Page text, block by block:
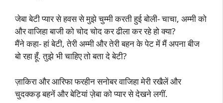
जेबा बेटी प्यार से हवस से मुझे चुम्मी करती हुई बोली- चाचा, अम्मी को
और वाजिहा बाजी को चोद चोद कर ढीला कर रहे हो क्या?
मैंने कहा- हां बेटी, तेरी अम्मी और तेरी बहन के पेट में मैं अपना बीज
बो रहा हूँ. तुझे भी चाहिए तो बता दे बेटी?
ज़ाकिरा और आरिफा फरहीन सनोबर वाजिहा मेरी रखैलें और
चुदक्कड़ बहनें और बेटियां ज़ेबा को प्यार से देखने लगीं.